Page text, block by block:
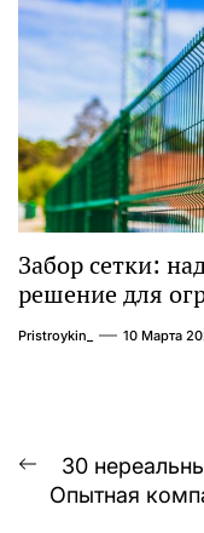
Забор сетки:
решение для
Pristroykin_ 10 Марта
Навигация
по
Предыдущая
запись:
30
Опытная